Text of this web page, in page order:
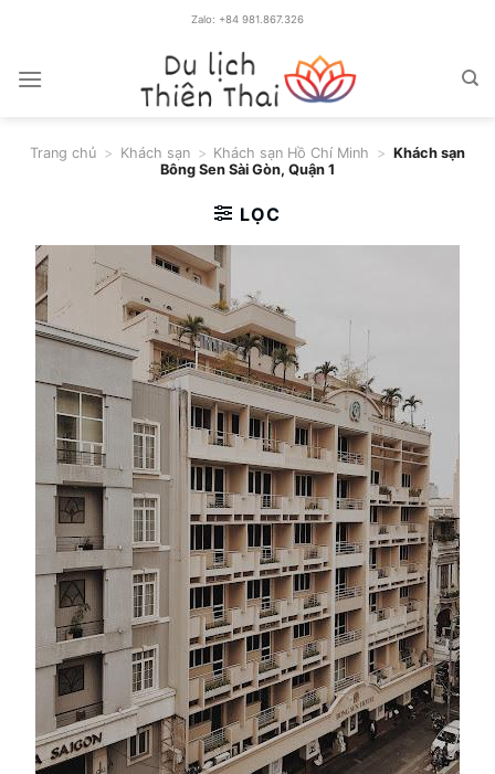
nội
Zalo: +84 981.867.326
Trang chủ > Khách sạn > Khách sạn Hồ Chí Minh > Khách sạn
Bông Sen Sài Gòn, Quận 1
LỌC